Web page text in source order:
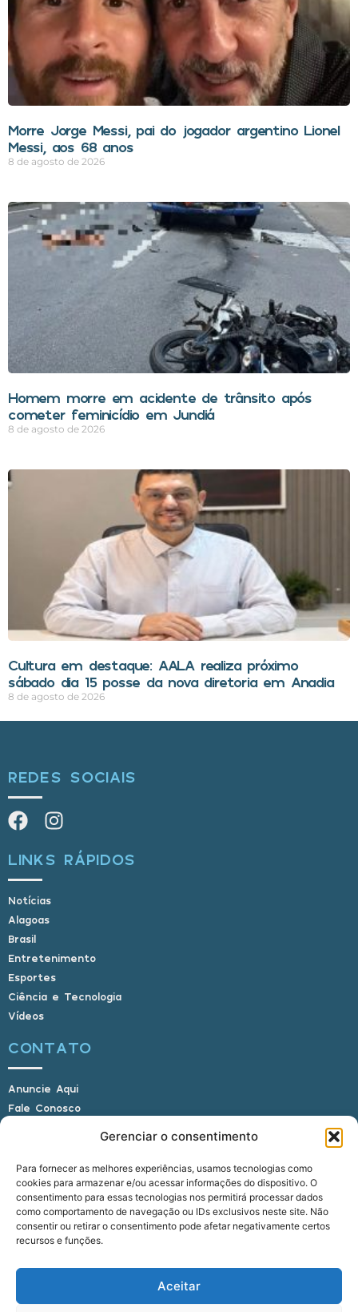
Gerenciar o consentimento
Para fornecer as melhores experiências, usamos tecnologias como
cookies para armazenar e/ou acessar informações do dispositivo. O
consentimento para essas tecnologias nos permitirá processar dados
como comportamento de navegação ou IDs exclusivos neste site. Não
consentir ou retirar o consentimento pode afetar negativamente certos
recursos e funções.
Aceitar
Morre Jorge Messi, pai do jogador argentino Lionel
Messi, aos 68 anos
8 de agosto de 2026
Homem morre em acidente de trânsito após
cometer feminicídio em Jundiá
8 de agosto de 2026
Cultura em destaque: AALA realiza próximo
sábado dia 15 posse da nova diretoria em Anadia
8 de agosto de 2026
REDES SOCIAIS
LINKS RÁPIDOS
Notícias
Alagoas
Brasil
Entretenimento
Esportes
Ciência e Tecnologia
Vídeos
CONTATO
Anuncie Aqui
Fale Conosco
E-mail: alagoasbrasilnoticias@gmail.com
Telefone: (82) 9 9691-0391 (Whatsapp)
Responsável Técnico: Crysthyan Carlos
Rua do Sau - Centro - Anadia - AL - CEP: